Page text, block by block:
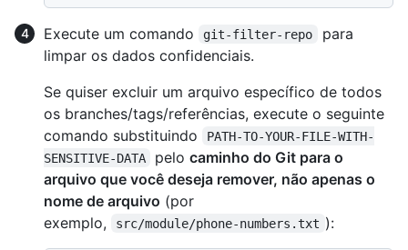
Execute um comando git-filter-repo
para
limpar os dados confidenciais.
Se quiser excluir um arquivo específico de todos
os branches/tags/referências, execute o seguinte
comando substituindo
PATH-TO-YOUR-FILE-WITH-
SENSITIVE-DATA
pelocaminho do Git para o
arquivo que você deseja remover, não apenas o
nome de arquivo (por
exemplo,
src/module/phone-numbers.txt ):